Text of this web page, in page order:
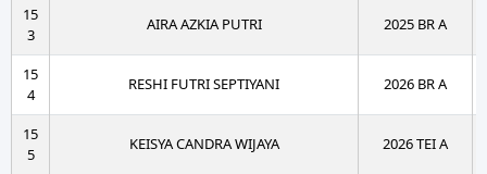
15
3
AIRA AZKIA PUTRI 2025 BR A
15
4
RESHI FUTRI SEPTIYANI 2026 BR A
15
5
KEISYA CANDRA WIJAYA 2026 TEI A